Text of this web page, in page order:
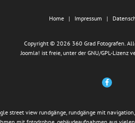
Home Impressum
Copyright © 2026 360 Grad Fotografen.
Joomla! ist freie, unter der GNU/GPL-Lizenz
street view rundgänge, rundgänge mit